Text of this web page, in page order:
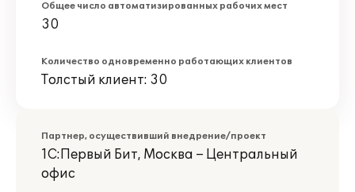
Общее число автоматизированных рабочих мест
30
Количество одновременно работающих клиентов
Толстый клиент: 30
Партнер, осуществивший внедрение/проект
1С:Первый Бит, Москва – Центральный
офис